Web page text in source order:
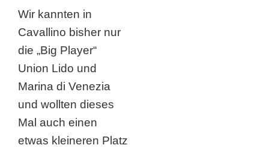
Wir kannten in
Cavallino bisher nur
die „Big Player“
Union Lido und
Marina di Venezia
und wollten dieses
Mal auch einen
etwas kleineren Platz